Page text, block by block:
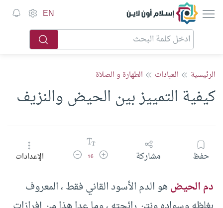
إسلام أون لاين EN
الرئيسية العبادات الطهارة و الصلاة
كيفية التمييز بين الحيض والنزيف
حفظ مشاركة زيادة حجم الخط
16 تقليل حجم الخطالإعدادات
دم الحيضهو الدم الأسود القاني فقط ، المعروف